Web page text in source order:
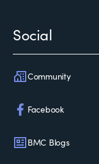
Social
Community
Facebook
BMC Blogs